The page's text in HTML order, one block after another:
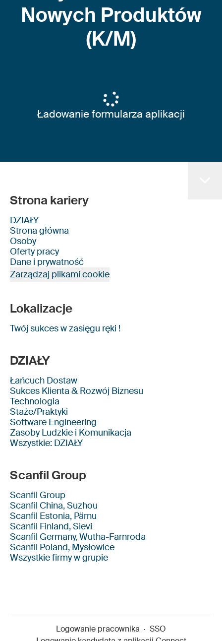
Nowych Produktów
(K/M)
Ładowanie formularza aplikacji
Strona kariery
DZIAŁY
Strona główna
Osoby
Oferty pracy
Dane i prywatność
Zarządzaj plikami cookie
Lokalizacje
Twój sukces w zasięgu ręki !
DZIAŁY
Łańcuch Dostaw
Sukces Klienta & Rozwój Biznesu
Technologia
Staże/Praktyki
Software Engineering
Zasoby Ludzkie i Komunikacja
Wszystkie: DZIAŁY
Scanfil Group
Scanfil Group
Scanfil China, Suzhou
Scanfil Estonia, Pärnu
Scanfil Finland, Sievi
Scanfil Germany, Wutha-Farnroda
Scanfil Poland, Mysłowice
Wszystkie firmy w grupie
Logowanie pracownika · SSO